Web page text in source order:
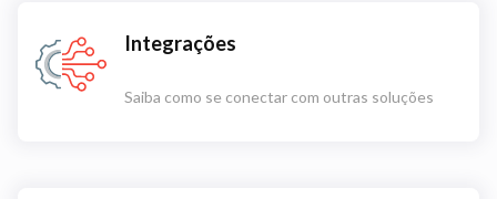
Integrações
Saiba como se conectar com outras soluções